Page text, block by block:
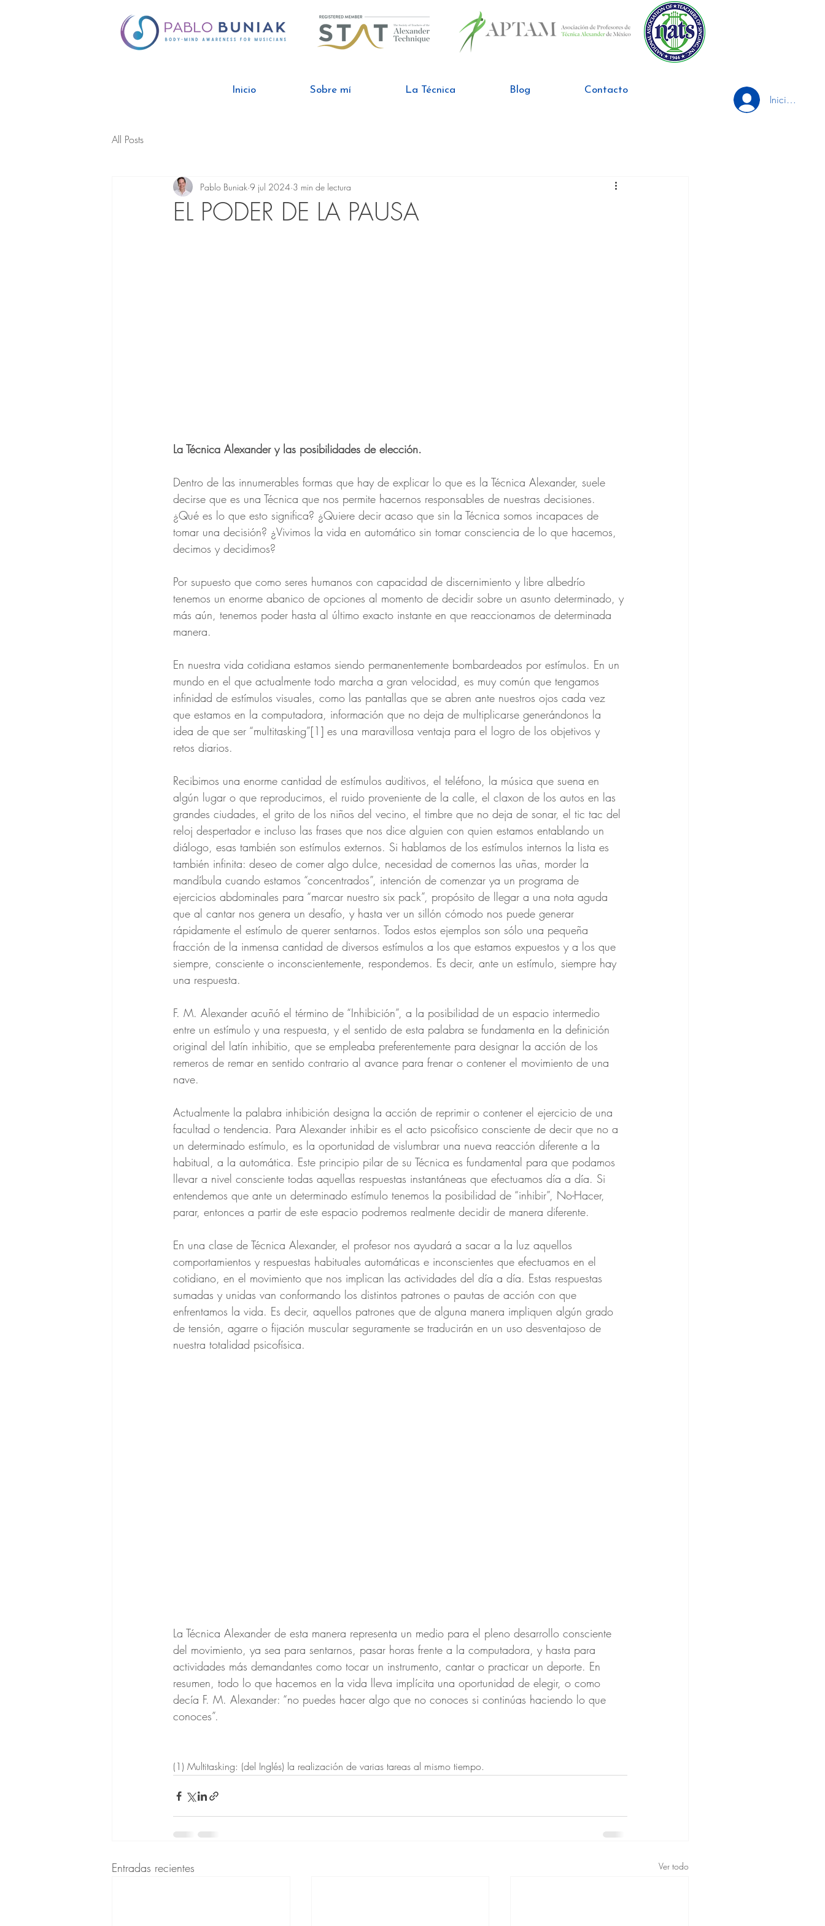
Inicio Sobre mí La Técnica Blog Contacto
Iniciar sesión
All Posts
EL PODER DE LA PAUSA
Pablo Buniak 9 jul 2024 3 min de lectura
La Técnica Alexander y las posibilidades de elección.
Dentro de las innumerables formas que hay de explicar lo que es la Técnica Alexander, suele
decirse que es una Técnica que nos permite hacernos responsables de nuestras decisiones.
¿Qué es lo que esto significa? ¿Quiere decir acaso que sin la Técnica somos incapaces de
tomar una decisión? ¿Vivimos la vida en automático sin tomar consciencia de lo que hacemos,
decimos y decidimos?
Por supuesto que como seres humanos con capacidad de discernimiento y libre albedrío
tenemos un enorme abanico de opciones al momento de decidir sobre un asunto determinado, y
más aún, tenemos poder hasta al último exacto instante en que reaccionamos de determinada
manera.
En nuestra vida cotidiana estamos siendo permanentemente bombardeados por estímulos. En un
mundo en el que actualmente todo marcha a gran velocidad, es muy común que tengamos
infinidad de estímulos visuales, como las pantallas que se abren ante nuestros ojos cada vez
que estamos en la computadora, información que no deja de multiplicarse generándonos la
idea de que ser “multitasking”[1] es una maravillosa ventaja para el logro de los objetivos y
retos diarios.
Recibimos una enorme cantidad de estímulos auditivos, el teléfono, la música que suena en
algún lugar o que reproducimos, el ruido proveniente de la calle, el claxon de los autos en las
grandes ciudades, el grito de los niños del vecino, el timbre que no deja de sonar, el tic tac del
reloj despertador e incluso las frases que nos dice alguien con quien estamos entablando un
diálogo, esas también son estímulos externos. Si hablamos de los estímulos internos la lista es
también infinita: deseo de comer algo dulce, necesidad de comernos las uñas, morder la
mandíbula cuando estamos “concentrados”, intención de comenzar ya un programa de
ejercicios abdominales para “marcar nuestro six pack”, propósito de llegar a una nota aguda
que al cantar nos genera un desafío, y hasta ver un sillón cómodo nos puede generar
rápidamente el estímulo de querer sentarnos. Todos estos ejemplos son sólo una pequeña
fracción de la inmensa cantidad de diversos estímulos a los que estamos expuestos y a los que
siempre, consciente o inconscientemente, respondemos. Es decir, ante un estímulo, siempre hay
una respuesta.
F. M. Alexander acuñó el término de “Inhibición”, a la posibilidad de un espacio intermedio
entre un estímulo y una respuesta, y el sentido de esta palabra se fundamenta en la definición
original del latín inhibitio, que se empleaba preferentemente para designar la acción de los
remeros de remar en sentido contrario al avance para frenar o contener el movimiento de una
nave.
Actualmente la palabra inhibición designa la acción de reprimir o contener el ejercicio de una
facultad o tendencia. Para Alexander inhibir es el acto psicofísico consciente de decir que no a
un determinado estímulo, es la oportunidad de vislumbrar una nueva reacción diferente a la
habitual, a la automática. Este principio pilar de su Técnica es fundamental para que podamos
llevar a nivel consciente todas aquellas respuestas instantáneas que efectuamos día a día. Si
entendemos que ante un determinado estímulo tenemos la posibilidad de “inhibir”, No-Hacer,
parar, entonces a partir de este espacio podremos realmente decidir de manera diferente.
En una clase de Técnica Alexander, el profesor nos ayudará a sacar a la luz aquellos
comportamientos y respuestas habituales automáticas e inconscientes que efectuamos en el
cotidiano, en el movimiento que nos implican las actividades del día a día. Estas respuestas
sumadas y unidas van conformando los distintos patrones o pautas de acción con que
enfrentamos la vida. Es decir, aquellos patrones que de alguna manera impliquen algún grado
de tensión, agarre o fijación muscular seguramente se traducirán en un uso desventajoso de
nuestra totalidad psicofísica.
La Técnica Alexander de esta manera representa un medio para el pleno desarrollo consciente
del movimiento, ya sea para sentarnos, pasar horas frente a la computadora, y hasta para
actividades más demandantes como tocar un instrumento, cantar o practicar un deporte. En
resumen, todo lo que hacemos en la vida lleva implícita una oportunidad de elegir, o como
decía F. M. Alexander: “no puedes hacer algo que no conoces si continúas haciendo lo que
conoces”.
(1) Multitasking: (del Inglés) la realización de varias tareas al mismo tiempo.
Entradas recientes Ver todo